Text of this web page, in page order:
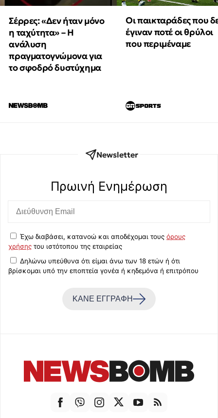
Σέρρες: «Δεν ήταν μόνο
η ταχύτητα» – Η
ανάλυση
πραγματογνώμονα για
το σφοδρό δυστύχημα
Οι παικταράδες που
έγιναν ποτέ οι θρύλοι
που περιμέναμε
Newsletter
Πρωινή Eνημέρωση
Έχω διαβάσει, κατανοώ και αποδέχομαι τους όρους
χρήσης του ιστότοπου της εταιρείας
Δηλώνω υπεύθυνα ότι είμαι άνω των 18 ετών ή ότι
βρίσκομαι υπό την εποπτεία γονέα ή κηδεμόνα ή επιτρόπου
ΚΑΝΕ ΕΓΓΡΑΦΗ